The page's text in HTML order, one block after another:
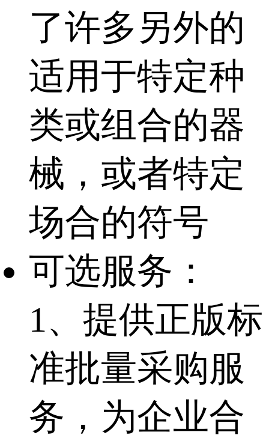
了许多另外的
适用于特定种
类或组合的器
械，或者特定
场合的符号
可选服务：
1、提供正版标
准批量采购服
务，为企业合